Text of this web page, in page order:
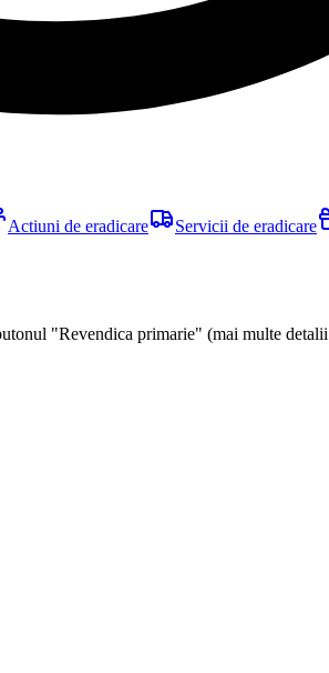
Actiuni de eradicare Servicii de eradicare
"Revendica primarie" (mai multe detalii